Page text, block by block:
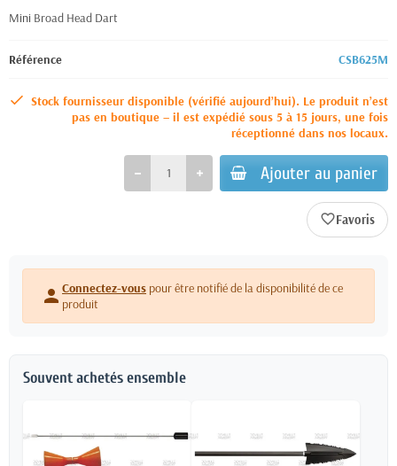
Mini Broad Head Dart
Référence CSB625M
Stock fournisseur disponible (vérifié aujourd’hui). Le produit n’est
pas en boutique – il est expédié sous 5 à 15 jours, une fois
réceptionné dans nos locaux.
Ajouter au panier
favorite_border
person Connectez-vous pour être notifié de la disponibilité de ce
produit
Souvent achetés ensemble